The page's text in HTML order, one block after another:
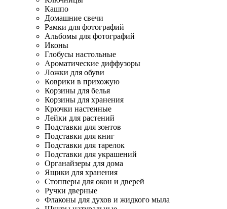
Кашпо
Домашние свечи
Рамки для фотографий
Альбомы для фотографий
Иконы
Глобусы настольные
Ароматические диффузоры
Ложки для обуви
Коврики в прихожую
Корзины для белья
Корзины для хранения
Крючки настенные
Лейки для растений
Подставки для зонтов
Подставки для книг
Подставки для тарелок
Подставки для украшений
Органайзеры для дома
Ящики для хранения
Стопперы для окон и дверей
Ручки дверные
Флаконы для духов и жидкого мыла